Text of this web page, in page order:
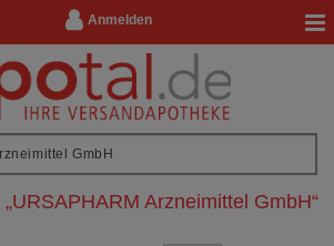
Anmelden
„URSAPHARM Arzneimittel GmbH“